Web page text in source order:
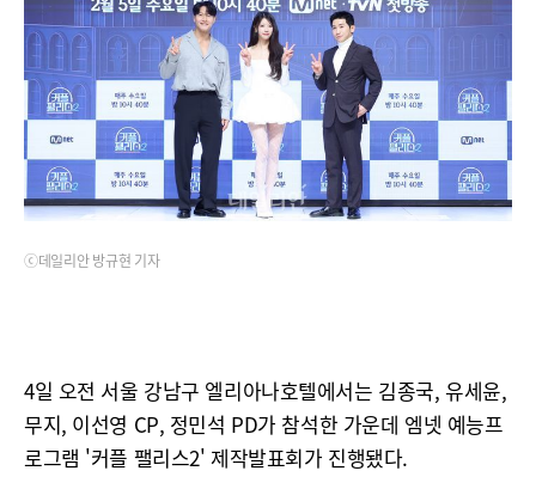
ⓒ데일리안 방규현 기자
4일 오전 서울 강남구 엘리아나호텔에서는 김종국, 유세윤,
무지, 이선영 CP, 정민석 PD가 참석한 가운데 엠넷 예능프
로그램 '커플 팰리스2' 제작발표회가 진행됐다.